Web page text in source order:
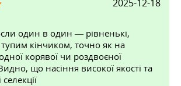
2025-12-18
один в один — рівненькі,
тупим кінчиком, точно як на
корявої чи роздвоєної
що насіння високої якості та